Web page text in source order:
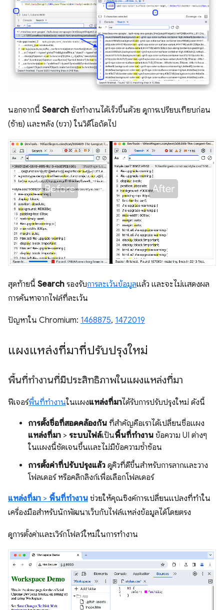
นอกจากนี้ Search ยังทำงานได้เร็วขึ้นด้วย ดูการเปรียบเทียบก่อน
(ซ้าย) และหลัง (ขวา) ในวิดีโอถัดไป
สุดท้ายนี้ Search รองรับการละเว้นข้อมูลแล้ว และจะไม่แสดงผล
การค้นหาจากไฟล์ที่ละเว้น
ปัญหาใน Chromium: 1468875, 1472019
แผงแหล่งที่มาที่ปรับปรุงใหม่
พื้นที่ทำงานที่มีประสิทธิภาพในแผงแหล่งที่มา
ฟีเจอร์พื้นที่ทำงานในแผงแหล่งที่มาได้รับการปรับปรุงใหม่ ดังนี้
การตั้งชื่อที่สอดคล้องกัน ที่สำคัญคือเราได้เปลี่ยนชื่อแผง
แหล่งที่มา > ระบบไฟล์เป็นพื้นที่ทำงาน ข้อความ UI ต่างๆ
ในแผงนี้ชัดเจนขึ้นและไม่มีข้อความซ้ำซ้อน
การตั้งค่าที่ปรับปรุงแล้ว ดูคิวที่ดีขึ้นสำหรับการลากและวาง
โฟลเดอร์ หรือคลิกลิงก์เพื่อเลือกโฟลเดอร์
แหล่งที่มา > พื้นที่ทำงาน ช่วยให้คุณซิงค์การเปลี่ยนแปลงที่ทำใน
เครื่องมือสำหรับนักพัฒนาเว็บกับไฟล์แหล่งข้อมูลได้โดยตรง
ดูการตั้งค่าและเวิร์กโฟลว์ใหม่ในการทำงาน